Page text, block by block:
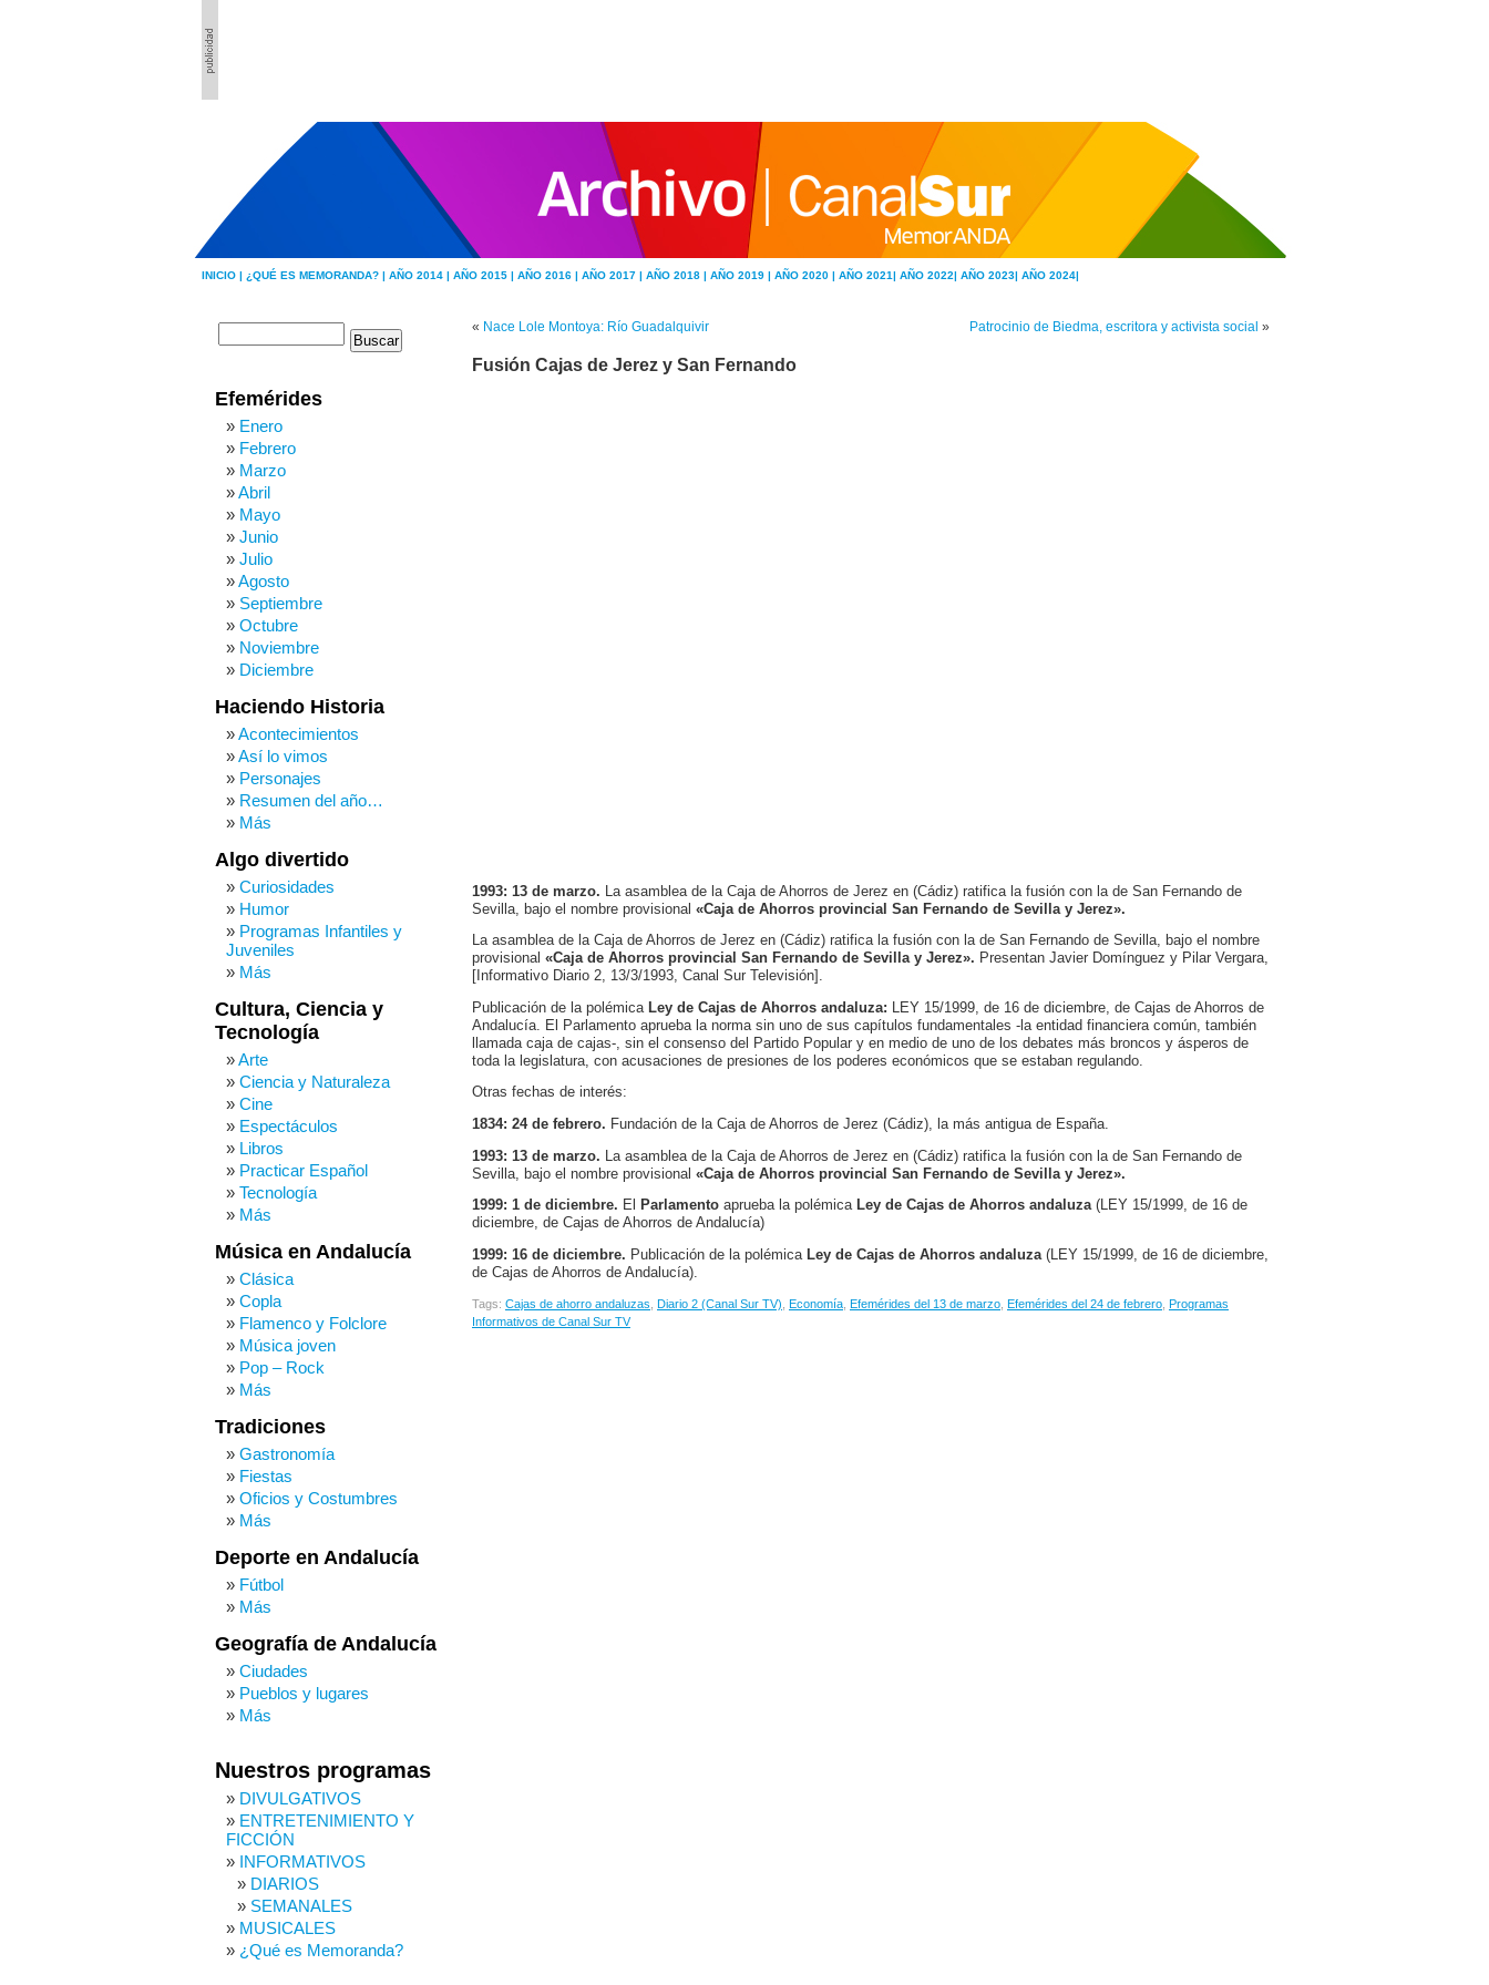
INICIO | ¿QUÉ ES MEMORANDA? | AÑO 2014 | AÑO 2015 | AÑO 2016 | AÑO 2017 | AÑO 2018 | AÑO 2019 | AÑO 2020 | AÑO 2021| AÑO 2022| AÑO 2023| AÑO 2024|
« Nace Lole Montoya: Río Guadalquivir Patrocinio de Biedma, escritora y activista social »
Fusión Cajas de Jerez y San Fernando
1993: 13 de marzo. La asamblea de la Caja de Ahorros de Jerez en (Cádiz) ratifica la fusión con la de San Fernando de
Sevilla, bajo el nombre provisional «Caja de Ahorros provincial San Fernando de Sevilla y Jerez».
La asamblea de la Caja de Ahorros de Jerez en (Cádiz) ratifica la fusión con la de San Fernando de Sevilla, bajo el nombre
provisional «Caja de Ahorros provincial San Fernando de Sevilla y Jerez». Presentan Javier Domínguez y Pilar Vergara,
[Informativo Diario 2, 13/3/1993, Canal Sur Televisión].
Publicación de la polémica Ley de Cajas de Ahorros andaluza:
LEY 15/1999, de 16 de diciembre, de Cajas de Ahorros de
Andalucía. El Parlamento aprueba la norma sin uno de sus capítulos fundamentales -la entidad financiera común, también
llamada caja de cajas-, sin el consenso del Partido Popular y en medio de uno de los debates más broncos y ásperos de
toda la legislatura, con acusaciones de presiones de los poderes económicos que se estaban regulando.
Otras fechas de interés:
1834: 24 de febrero. Fundación de la Caja de Ahorros de Jerez (Cádiz), la más antigua de España.
1993: 13 de marzo. La asamblea de la Caja de Ahorros de Jerez en (Cádiz) ratifica la fusión con la de San Fernando de
Sevilla, bajo el nombre provisional «Caja de Ahorros provincial San Fernando de Sevilla y Jerez».
1999: 1 de diciembre. El Parlamento aprueba la polémicaLey de Cajas de Ahorros andaluza (LEY 15/1999, de 16 de
diciembre, de Cajas de Ahorros de Andalucía)
1999: 16 de diciembre. Publicación de la polémica Ley de Cajas de Ahorros andaluza (LEY 15/1999, de 16 de diciembre,
de Cajas de Ahorros de Andalucía).
Tags: Cajas de ahorro andaluzas Diario 2 (Canal Sur TV) Economía Efemérides del 13 de marzo Efemérides del 24 de febrero
Programas
Informativos de Canal Sur TV
Efemérides
Enero
Febrero
Marzo
Abril
Mayo
Junio
Julio
Agosto
Septiembre
Octubre
Noviembre
Diciembre
Haciendo Historia
Acontecimientos
Así lo vimos
Personajes
Resumen del año…
Más
Algo divertido
Curiosidades
Humor
Programas Infantiles y
Juveniles
Más
Cultura, Ciencia y
Tecnología
Arte
Ciencia y Naturaleza
Cine
Espectáculos
Libros
Practicar Español
Tecnología
Más
Música en Andalucía
Clásica
Copla
Flamenco y Folclore
Música joven
Pop – Rock
Más
Tradiciones
Gastronomía
Fiestas
Oficios y Costumbres
Más
Deporte en Andalucía
Fútbol
Más
Geografía de Andalucía
Ciudades
Pueblos y lugares
Más
Nuestros programas
DIVULGATIVOS
ENTRETENIMIENTO Y
FICCIÓN
INFORMATIVOS
DIARIOS
SEMANALES
MUSICALES
¿Qué es Memoranda?